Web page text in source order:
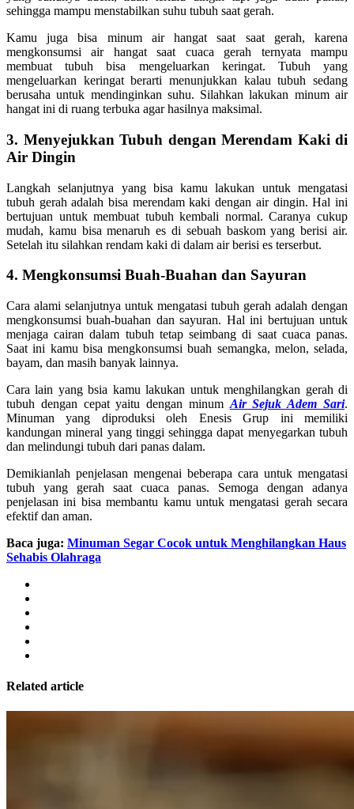
sehingga mampu menstabilkan suhu tubuh saat gerah.
Kamu juga bisa minum air hangat saat saat gerah, karena
mengkonsumsi air hangat saat cuaca gerah ternyata mampu
membuat tubuh bisa mengeluarkan keringat. Tubuh yang
mengeluarkan keringat berarti menunjukkan kalau tubuh sedang
berusaha untuk mendinginkan suhu. Silahkan lakukan minum air
hangat ini di ruang terbuka agar hasilnya maksimal.
3. Menyejukkan Tubuh dengan Merendam Kaki di
Air Dingin
Langkah selanjutnya yang bisa kamu lakukan untuk mengatasi
tubuh gerah adalah bisa merendam kaki dengan air dingin. Hal ini
bertujuan untuk membuat tubuh kembali normal. Caranya cukup
mudah, kamu bisa menaruh es di sebuah baskom yang berisi air.
Setelah itu silahkan rendam kaki di dalam air berisi es terserbut.
4. Mengkonsumsi Buah-Buahan dan Sayuran
Cara alami selanjutnya untuk mengatasi tubuh gerah adalah dengan
mengkonsumsi buah-buahan dan sayuran. Hal ini bertujuan untuk
menjaga cairan dalam tubuh tetap seimbang di saat cuaca panas.
Saat ini kamu bisa mengkonsumsi buah semangka, melon, selada,
bayam, dan masih banyak lainnya.
Cara lain yang bsia kamu lakukan untuk menghilangkan gerah di
tubuh dengan cepat yaitu dengan minum Air Sejuk Adem Sari.
Minuman yang diproduksi oleh Enesis Grup ini memiliki
kandungan mineral yang tinggi sehingga dapat menyegarkan tubuh
dan melindungi tubuh dari panas dalam.
Demikianlah penjelasan mengenai beberapa cara untuk mengatasi
tubuh yang gerah saat cuaca panas. Semoga dengan adanya
penjelasan ini bisa membantu kamu untuk mengatasi gerah secara
efektif dan aman.
Baca juga: Minuman Segar Cocok untuk Menghilangkan Haus
Sehabis Olahraga
Related article